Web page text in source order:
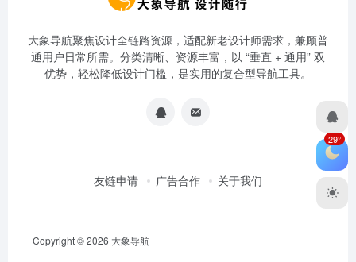
大象导航聚焦设计全链路资源，适配新老设计师需求，兼顾普
通用户日常所需。分类清晰、资源丰富，以 “垂直 + 通用” 双
优势，轻松降低设计门槛，是实用的复合型导航工具。
友链申请 广告合作 关于我们
Copyright © 2026 大象导航
29°